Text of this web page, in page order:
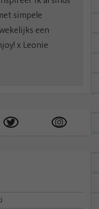
simpele
een
x Leonie